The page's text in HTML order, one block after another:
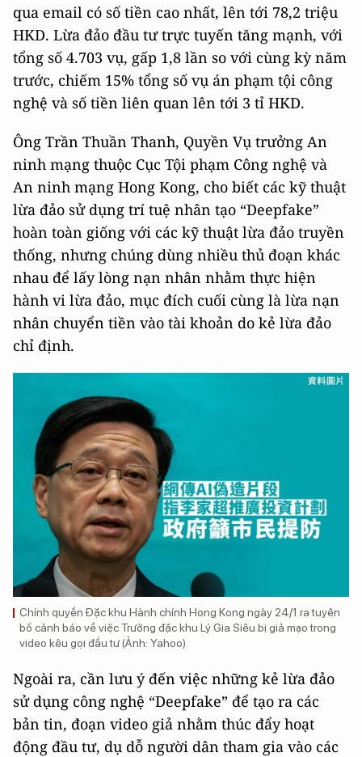
qua email có số tiền cao nhất, lên tới 78,2 triệu
HKD. Lừa đảo đầu tư trực tuyến tăng mạnh, với
tổng số 4.703 vụ, gấp 1,8 lần so với cùng kỳ năm
trước, chiếm 15% tổng số vụ án phạm tội công
nghệ và số tiền liên quan lên tới 3 tỉ HKD.
Ông Trần Thuần Thanh, Quyền Vụ trưởng An
ninh mạng thuộc Cục Tội phạm Công nghệ và
An ninh mạng Hong Kong, cho biết các kỹ thuật
lừa đảo sử dụng trí tuệ nhân tạo “Deepfake”
hoàn toàn giống với các kỹ thuật lừa đảo truyền
thống, nhưng chúng dùng nhiều thủ đoạn khác
nhau để lấy lòng nạn nhân nhằm thực hiện
hành vi lừa đảo, mục đích cuối cùng là lừa nạn
nhân chuyển tiền vào tài khoản do kẻ lừa đảo
chỉ định.
Chính quyền Đặc khu Hành chính Hong Kong ngày 24/1 ra tuyên
bố cảnh báo về việc Trưởng đặc khu Lý Gia Siêu bị giả mạo trong
video kêu gọi đầu tư (Ảnh: Yahoo).
Ngoài ra, cần lưu ý đến việc những kẻ lừa đảo
sử dụng công nghệ “Deepfake” để tạo ra các
bản tin, đoạn video giả nhằm thúc đẩy hoạt
động đầu tư, dụ dỗ người dân tham gia vào các